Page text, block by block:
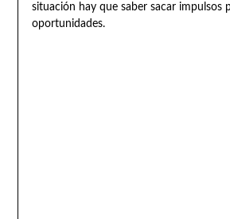
situación hay que saber sacar impulsos
oportunidades.